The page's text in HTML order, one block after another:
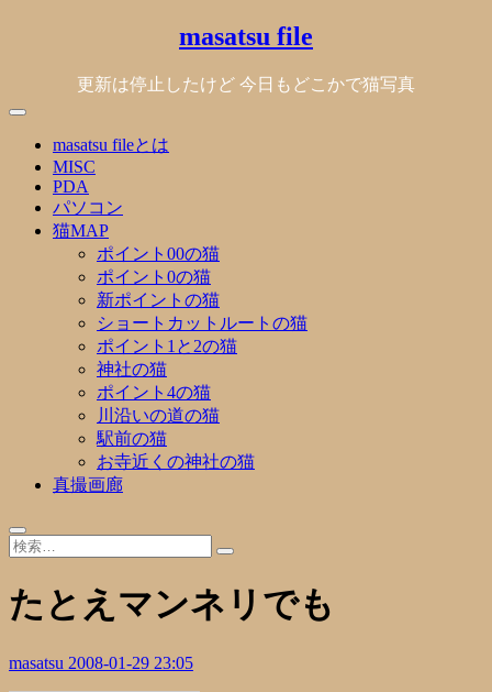
masatsu file
更新は停止したけど 今日もどこかで猫写真
masatsu fileとは
MISC
PDA
パソコン
猫MAP
ポイント00の猫
ポイント0の猫
新ポイントの猫
ショートカットルートの猫
ポイント1と2の猫
神社の猫
ポイント4の猫
川沿いの道の猫
駅前の猫
お寺近くの神社の猫
真撮画廊
たとえマンネリでも
masatsu 2008-01-29 23:05